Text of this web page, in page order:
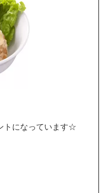
トになっています☆